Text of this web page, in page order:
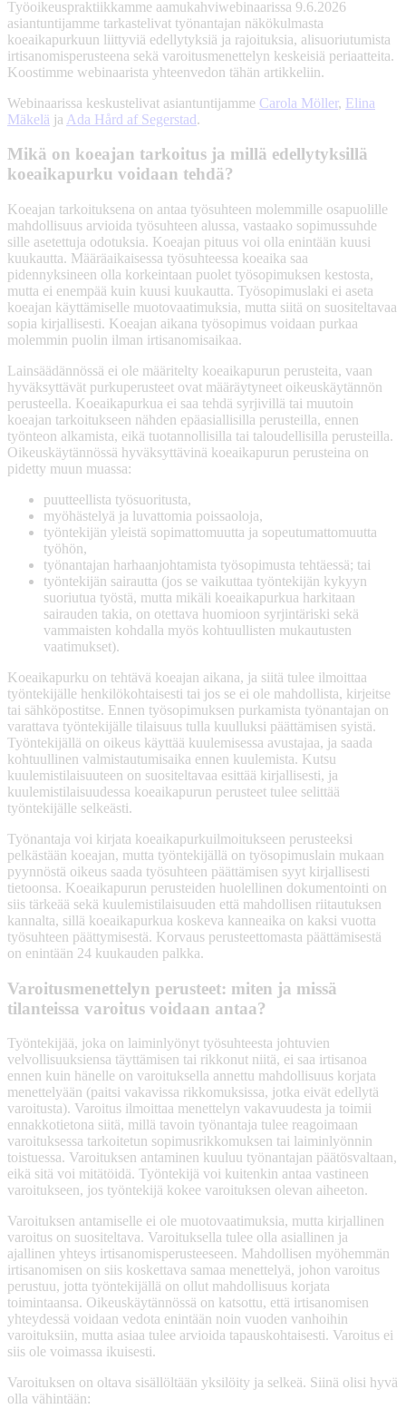
Työoikeuspraktiikkamme aamukahviwebinaarissa 9.6.2026
asiantuntijamme tarkastelivat työnantajan näkökulmasta
koeaikapurkuun liittyviä edellytyksiä ja rajoituksia, alisuoriutumista
irtisanomisperusteena sekä varoitusmenettelyn keskeisiä periaatteita.
Koostimme webinaarista yhteenvedon tähän artikkeliin.
Webinaarissa keskustelivat asiantuntijamme Carola Möller, Elina
Mäkelä ja Ada Hård af Segerstad.
Mikä on koeajan tarkoitus ja millä edellytyksillä
koeaikapurku voidaan tehdä?
Koeajan tarkoituksena on antaa työsuhteen molemmille osapuolille
mahdollisuus arvioida työsuhteen alussa, vastaako sopimussuhde
sille asetettuja odotuksia. Koeajan pituus voi olla enintään kuusi
kuukautta. Määräaikaisessa työsuhteessa koeaika saa
pidennyksineen olla korkeintaan puolet työsopimuksen kestosta,
mutta ei enempää kuin kuusi kuukautta. Työsopimuslaki ei aseta
koeajan käyttämiselle muotovaatimuksia, mutta siitä on suositeltavaa
sopia kirjallisesti. Koeajan aikana työsopimus voidaan purkaa
molemmin puolin ilman irtisanomisaikaa.
Lainsäädännössä ei ole määritelty koeaikapurun perusteita, vaan
hyväksyttävät purkuperusteet ovat määräytyneet oikeuskäytännön
perusteella. Koeaikapurkua ei saa tehdä syrjivillä tai muutoin
koeajan tarkoitukseen nähden epäasiallisilla perusteilla, ennen
työnteon alkamista, eikä tuotannollisilla tai taloudellisilla perusteilla.
Oikeuskäytännössä hyväksyttävinä koeaikapurun perusteina on
pidetty muun muassa:
puutteellista työsuoritusta,
myöhästelyä ja luvattomia poissaoloja,
työntekijän yleistä sopimattomuutta ja sopeutumattomuutta
työhön,
työnantajan harhaanjohtamista työsopimusta tehtäessä; tai
työntekijän sairautta (jos se vaikuttaa työntekijän kykyyn
suoriutua työstä, mutta mikäli koeaikapurkua harkitaan
sairauden takia, on otettava huomioon syrjintäriski sekä
vammaisten kohdalla myös kohtuullisten mukautusten
vaatimukset).
Koeaikapurku on tehtävä koeajan aikana, ja siitä tulee ilmoittaa
työntekijälle henkilökohtaisesti tai jos se ei ole mahdollista, kirjeitse
tai sähköpostitse. Ennen työsopimuksen purkamista työnantajan on
varattava työntekijälle tilaisuus tulla kuulluksi päättämisen syistä.
Työntekijällä on oikeus käyttää kuulemisessa avustajaa, ja saada
kohtuullinen valmistautumisaika ennen kuulemista. Kutsu
kuulemistilaisuuteen on suositeltavaa esittää kirjallisesti, ja
kuulemistilaisuudessa koeaikapurun perusteet tulee selittää
työntekijälle selkeästi.
Työnantaja voi kirjata koeaikapurkuilmoitukseen perusteeksi
pelkästään koeajan, mutta työntekijällä on työsopimuslain mukaan
pyynnöstä oikeus saada työsuhteen päättämisen syyt kirjallisesti
tietoonsa. Koeaikapurun perusteiden huolellinen dokumentointi on
siis tärkeää sekä kuulemistilaisuuden että mahdollisen riitautuksen
kannalta, sillä koeaikapurkua koskeva kanneaika on kaksi vuotta
työsuhteen päättymisestä. Korvaus perusteettomasta päättämisestä
on enintään 24 kuukauden palkka.
Varoitusmenettelyn perusteet: miten ja missä
tilanteissa varoitus voidaan antaa?
Työntekijää, joka on laiminlyönyt työsuhteesta johtuvien
velvollisuuksiensa täyttämisen tai rikkonut niitä, ei saa irtisanoa
ennen kuin hänelle on varoituksella annettu mahdollisuus korjata
menettelyään (paitsi vakavissa rikkomuksissa, jotka eivät edellytä
varoitusta). Varoitus ilmoittaa menettelyn vakavuudesta ja toimii
ennakkotietona siitä, millä tavoin työnantaja tulee reagoimaan
varoituksessa tarkoitetun sopimusrikkomuksen tai laiminlyönnin
toistuessa. Varoituksen antaminen kuuluu työnantajan päätösvaltaan,
eikä sitä voi mitätöidä. Työntekijä voi kuitenkin antaa vastineen
varoitukseen, jos työntekijä kokee varoituksen olevan aiheeton.
Varoituksen antamiselle ei ole muotovaatimuksia, mutta kirjallinen
varoitus on suositeltava. Varoituksella tulee olla asiallinen ja
ajallinen yhteys irtisanomisperusteeseen. Mahdollisen myöhemmän
irtisanomisen on siis koskettava samaa menettelyä, johon varoitus
perustuu, jotta työntekijällä on ollut mahdollisuus korjata
toimintaansa. Oikeuskäytännössä on katsottu, että irtisanomisen
yhteydessä voidaan vedota enintään noin vuoden vanhoihin
varoituksiin, mutta asiaa tulee arvioida tapauskohtaisesti. Varoitus ei
siis ole voimassa ikuisesti.
Varoituksen on oltava sisällöltään yksilöity ja selkeä. Siinä olisi hyvä
olla vähintään: